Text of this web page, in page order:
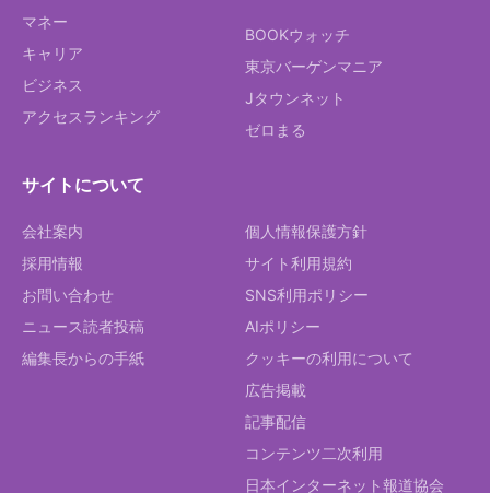
マネー
キャリア
ビジネス
アクセスランキング
BOOKウォッチ
東京バーゲンマニア
Jタウンネット
ゼロまる
サイトについて
会社案内
採用情報
お問い合わせ
ニュース読者投稿
編集長からの手紙
個人情報保護方針
サイト利用規約
SNS利用ポリシー
AIポリシー
クッキーの利用について
広告掲載
記事配信
コンテンツ二次利用
日本インターネット報道協会